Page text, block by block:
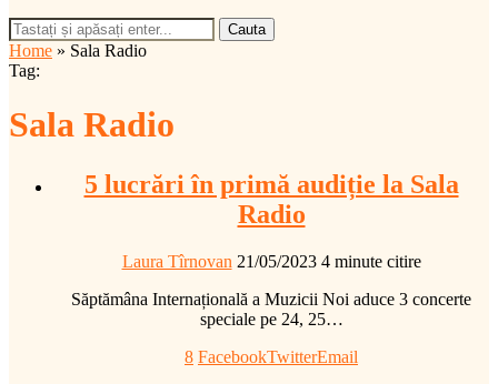
Cauta
Home » Sala Radio
Tag:
Sala Radio
5 lucrări în primă audiție la Sala
Radio
Laura Tîrnovan 21/05/2023 4 minute citire
Săptămâna Internațională a Muzicii Noi aduce 3 concerte
speciale pe 24, 25…
8 FacebookTwitterEmail